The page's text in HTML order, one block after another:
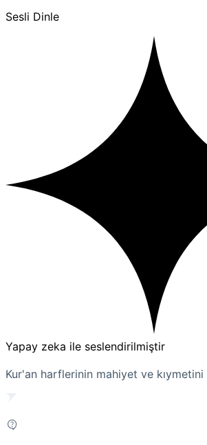
Sesli Dinle
Yapay zeka ile seslendirilmiştir
Kur'an harflerinin mahiyet ve kıymetini